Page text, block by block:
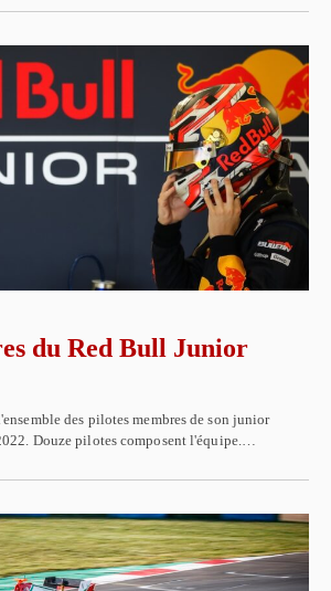
du Red Bull Junior
des pilotes membres de son junior
Douze pilotes composent l'équipe.…